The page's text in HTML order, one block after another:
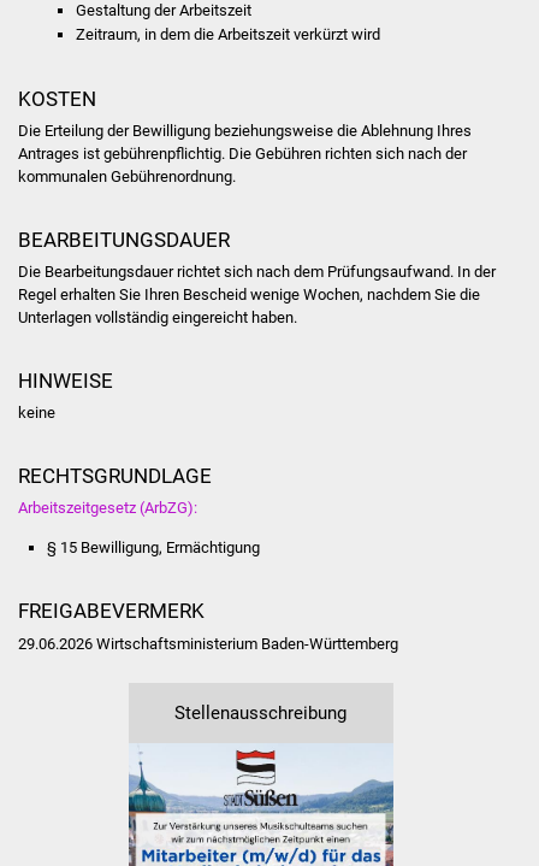
Kulturhalle
Schwäbischer Albtrauf
Route der
Industriekultur
Lebenslagen
Senioren
Gestaltung der Arbeitszeit
Zeitraum, in dem die Arbeitszeit verkürzt wird
KOSTEN
Die Erteilung der Bewilligung beziehungsweise die Ablehnung Ihres
Antrages ist gebührenpflichtig. Die Gebühren richten sich nach der
kommunalen Gebührenordnung.
BEARBEITUNGSDAUER
Die Bearbeitungsdauer richtet sich nach dem Prüfungsaufwand. In der
Regel erhalten Sie Ihren Bescheid wenige Wochen, nachdem Sie die
Unterlagen vollständig eingereicht haben.
HINWEISE
keine
RECHTSGRUNDLAGE
Arbeitszeitgesetz (ArbZG):
§ 15 Bewilligung, Ermächtigung
FREIGABEVERMERK
29.06.2026 Wirtschaftsministerium Baden-Württemberg
Stellenausschreibung